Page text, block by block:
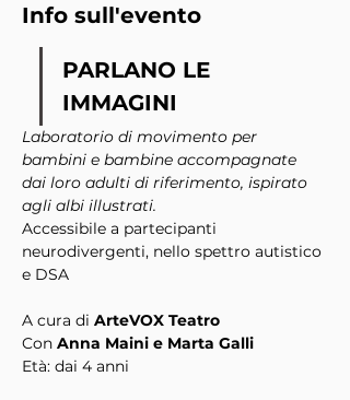
Info sull'evento
PARLANO LE
IMMAGINI
Laboratorio di movimento per
bambini e bambine accompagnate
dai loro adulti di riferimento, ispirato
agli albi illustrati.
Accessibile a partecipanti
neurodivergenti, nello spettro autistico
e DSA
A cura di ArteVOX Teatro
Con Anna Maini e Marta Galli
Età: dai 4 anni